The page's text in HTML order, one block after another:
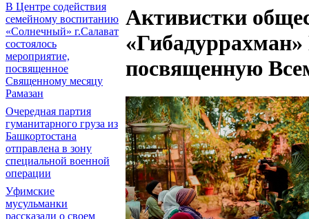
В Центре содействия
семейному воспитанию
«Солнечный» г.Салават
состоялось
мероприятие,
посвященное
Священному месяцу
Рамазан
Очередная партия
гуманитарного груза из
Башкортостана
отправлена в зону
специальной военной
операции
Уфимские
мусульманки
рассказали о своем
Активистки
посвященную